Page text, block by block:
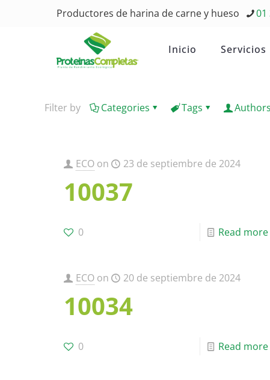
Productores de harina de carne y hueso 01
Inicio Servicios
Filter by Categories Tags Authors
ECO on 23 de septiembre de 2024
10037
0 Read more
ECO on 20 de septiembre de 2024
10034
0 Read more